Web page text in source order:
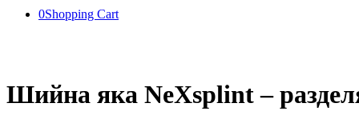
0Shopping Cart
Шийна яка NeXsplint –